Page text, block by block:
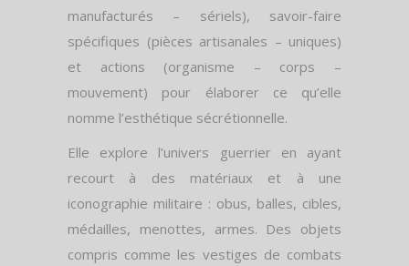
manufacturés – sériels), savoir-faire
spécifiques (pièces artisanales – uniques)
et actions (organisme – corps –
mouvement) pour élaborer ce qu’elle
nomme l’esthétique sécrétionnelle.
Elle explore l’univers guerrier en ayant
recourt à des matériaux et à une
iconographie militaire : obus, balles, cibles,
médailles, menottes, armes. Des objets
compris comme les vestiges de combats